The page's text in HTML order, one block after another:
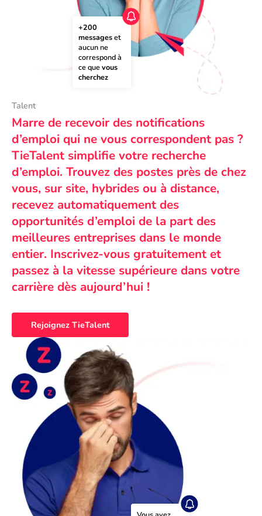
+200
messages et
aucun ne
correspond à
ce que vous
cherchez
Talent
Marre de recevoir des notifications
d’emploi qui ne vous correspondent pas ?
TieTalent simplifie votre recherche
d’emploi. Trouvez des postes près de chez
vous, sur site, hybrides ou à distance,
recevez automatiquement des
opportunités d’emploi de la part des
meilleures entreprises dans le monde
entier. Inscrivez-vous gratuitement et
passez à la vitesse supérieure dans votre
carrière dès aujourd’hui !
Rejoignez TieTalent